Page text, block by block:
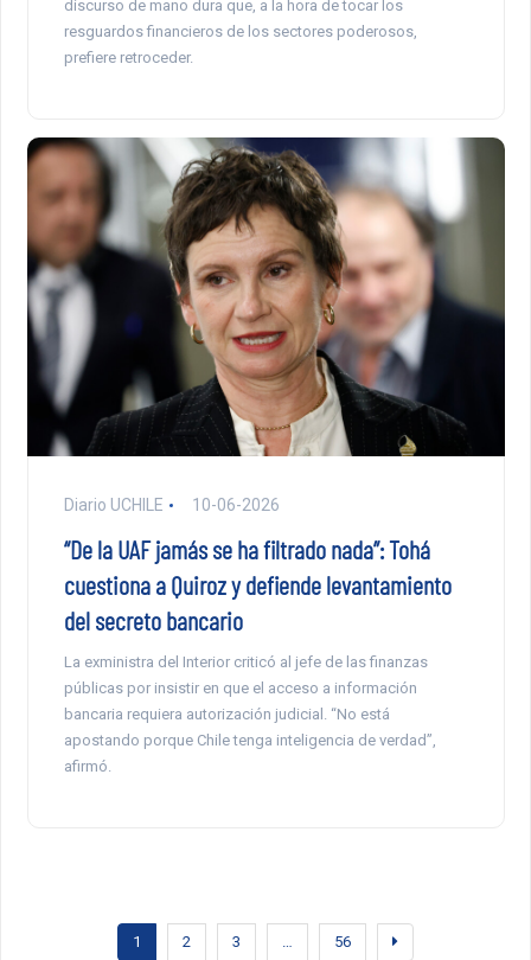
discurso de mano dura que, a la hora de tocar los
resguardos financieros de los sectores poderosos,
prefiere retroceder.
Diario UCHILE 10-06-2026
“De la UAF jamás se ha filtrado nada”: Tohá
cuestiona a Quiroz y defiende levantamiento
del secreto bancario
La exministra del Interior criticó al jefe de las finanzas
públicas por insistir en que el acceso a información
bancaria requiera autorización judicial. “No está
apostando porque Chile tenga inteligencia de verdad”,
afirmó.
1 2 3 … 56